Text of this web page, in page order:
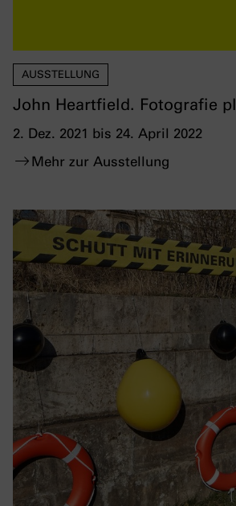
AUSSTELLUNG
John Heartfield. Fotografie
2. Dez. 2021 bis 24. April 2022
Mehr zur Ausstellung